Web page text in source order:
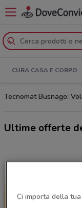
CURA CASA E CORPO
Tecnomat Busnago:
Ultime offerte
Ci importa della